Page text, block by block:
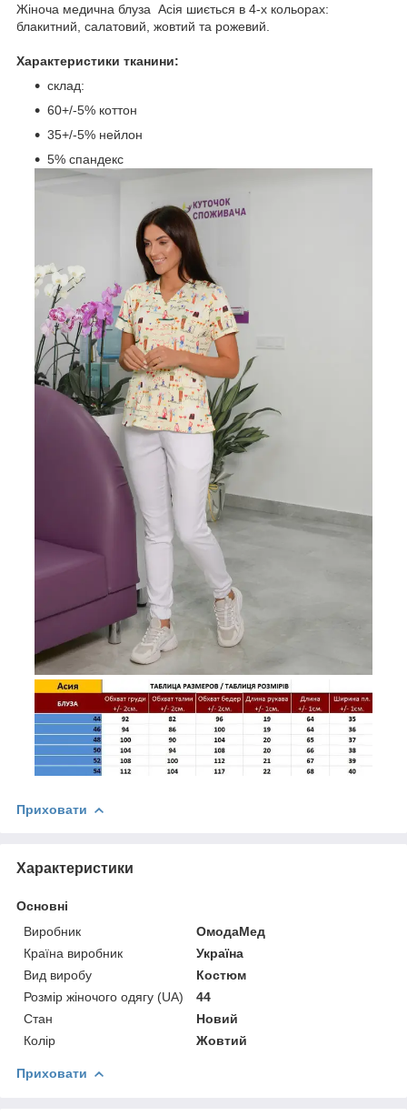
Жіноча медична блуза Асія шиється в 4-х кольорах:
блакитний, салатовий, жовтий та рожевий.
Характеристики тканини:
склад:
60+/-5% коттон
35+/-5% нейлон
5% спандекс
Приховати
Характеристики
Основні
Виробник
ОмодаМед
Країна виробник
Україна
Вид виробу
Костюм
Розмір жіночого одягу (UA)
44
Стан
Новий
Колір
Жовтий
Приховати